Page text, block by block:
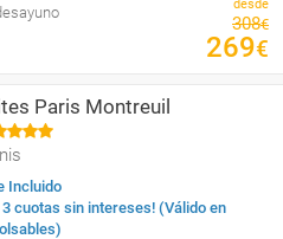
desde
308€
269€
Paris Montreuil
Incluido
3 cuotas sin intereses! (Válido en